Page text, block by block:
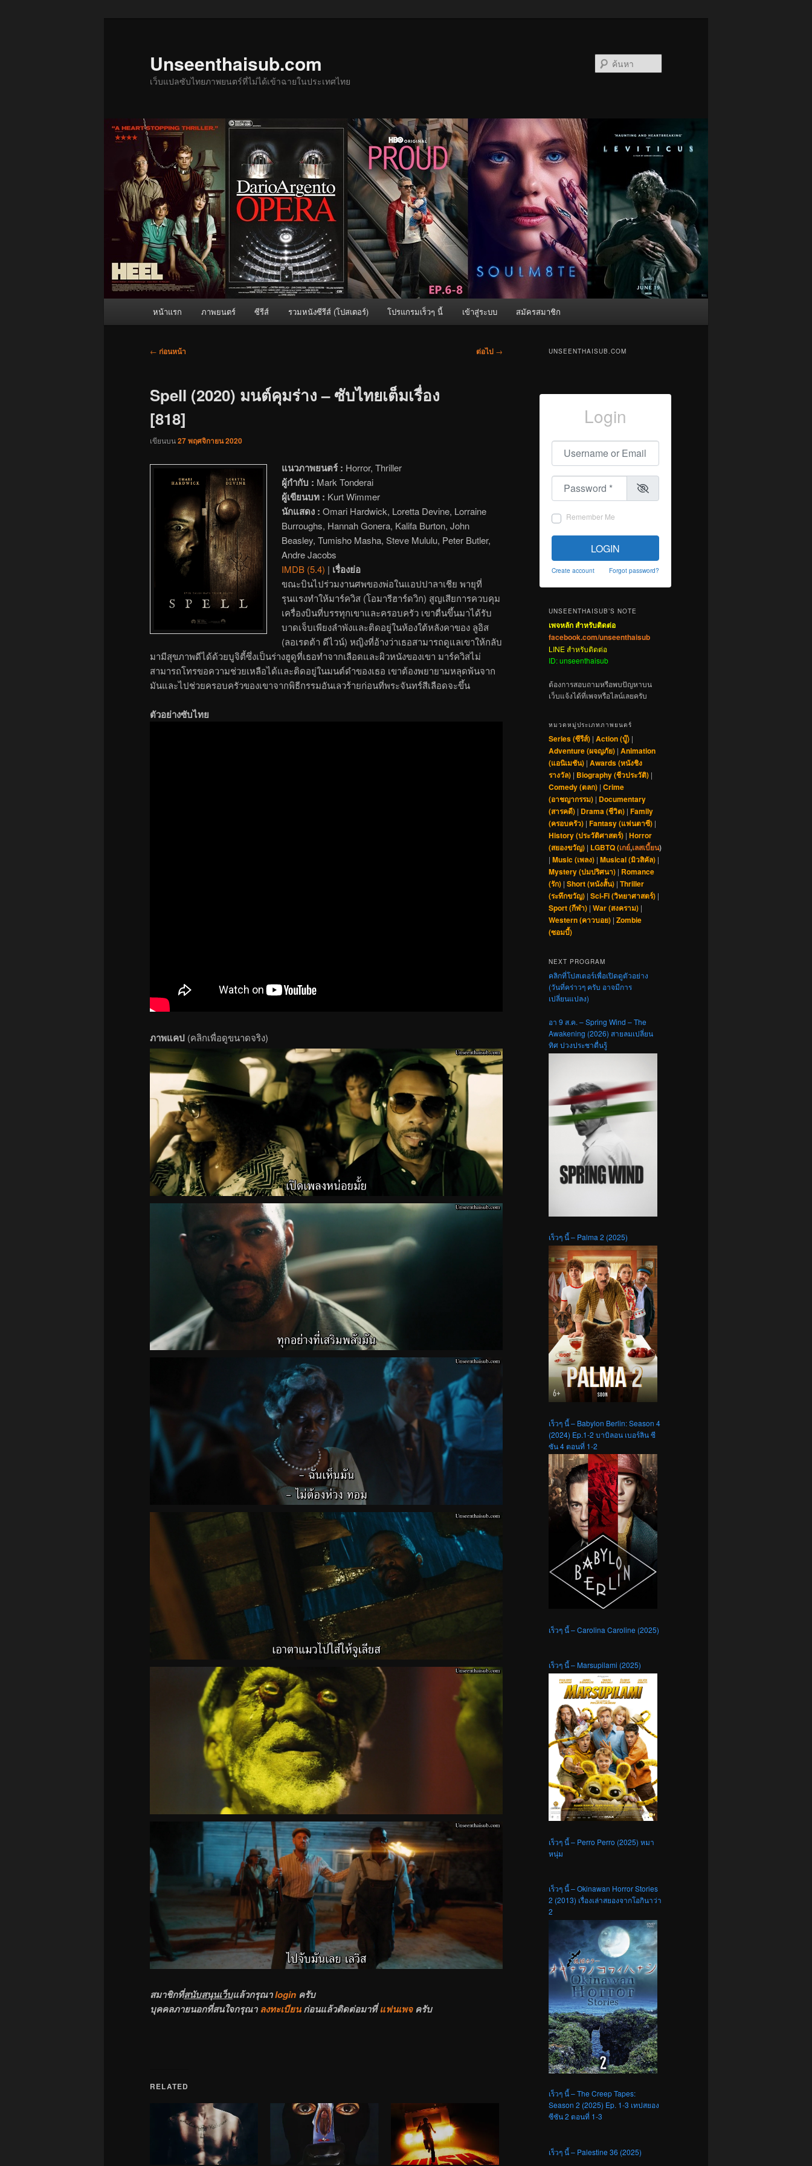
Unseenthaisub.com
เว็บแปลซับไทยภาพยนตร์ที่ไม่ได้เข้าฉายในประเทศไทย
หน้าแรก ภาพยนตร์ ซีรีส์ รวมหนังซีรีส์ (โปสเตอร์) โปรแกรมเร็วๆ นี้ เข้าสู่ระบบ สมัครสมาชิก
เมนู
← ก่อนหน้า ต่อไป →
Spell (2020) มนต์คุมร่าง – ซับไทยเต็มเรื่อง
[818]
เขียนบน27 พฤศจิกายน 2020
แนวภาพยนตร์ : Horror, Thriller
ผู้กำกับ : Mark Tonderai
ผู้เขียนบท : Kurt Wimmer
นักแสดง : Omari Hardwick, Loretta Devine, Lorraine
Burroughs, Hannah Gonera, Kalifa Burton, John
Beasley, Tumisho Masha, Steve Mululu, Peter Butler,
Andre Jacobs
IMDB (5.4) | เรื่องย่อ
ขณะบินไปร่วมงานศพของพ่อในแอปปาลาเชีย พายุที่
รุนแรงทำให้มาร์ควิส (โอมารีฮาร์ดวิก) สูญเสียการควบคุม
เครื่องบินที่บรรทุกเขาและครอบครัว เขาตื่นขึ้นมาได้รับ
บาดเจ็บเพียงลำพังและติดอยู่ในห้องใต้หลังคาของ ลูอิส
(ลอเรตต้า ดีไวน์) หญิงที่อ้างว่าเธอสามารถดูแลเขาให้กลับ
มามีสุขภาพดีได้ด้วยบูจิตี้ซึ่งเป็นร่างฮูดูที่เธอทำจากเลือดและผิวหนังของเขา มาร์ควิสไม่
สามารถโทรขอความช่วยเหลือได้และติดอยู่ในมนต์ดำของเธอ เขาต้องพยายามหลุดพ้นจาก
มันและไปช่วยครอบครัวของเขาจากพิธีกรรมอันเลวร้ายก่อนที่พระจันทร์สีเลือดจะขึ้น
ตัวอย่างซับไทย
ภาพแคป (คลิกเพื่อดูขนาดจริง)
สมาชิกที่สนับสนุนเว็บแล้วกรุณาlogin ครับ
บุคคลภายนอกที่สนใจกรุณา ลงทะเบียนก่อนแล้วติดต่อมาที่แฟนเพจครับ
RELATED
UNSEENTHAISUB.COM
Login
Username or Email
Password
Remember Me
LOGIN
Create account Forgot password?
UNSEENTHAISUB’S NOTE
เพจหลัก สำหรับติดต่อ
facebook.com/unseenthaisub
LINE สำหรับติดต่อ
ID: unseenthaisub
ต้องการสอบถามหรือพบปัญหาบน
เว็บแจ้งได้ที่เพจหรือไลน์เลยครับ
หมวดหมู่ประเภทภาพยนตร์
Series (ซีรีส์) | Action (บู๊) |
Adventure (ผจญภัย) | Animation
(แอนิเมชัน) | Awards (หนังชิง
รางวัล) | Biography (ชีวประวัติ) |
Comedy (ตลก) | Crime
(อาชญากรรม) | Documentary
(สารคดี) | Drama (ชีวิต) | Family
(ครอบครัว) | Fantasy (แฟนตาซี) |
History (ประวัติศาสตร์) | Horror
(สยองขวัญ) | LGBTQ (เกย์,เลสเบี้ยน)
| Music (เพลง) | Musical (มิวสิคัล) |
Mystery (ปมปริศนา) | Romance
(รัก) | Short (หนังสั้น) | Thriller
(ระทึกขวัญ) | Sci-Fi (วิทยาศาสตร์) |
Sport (กีฬา) | War (สงคราม) |
Western (คาวบอย) | Zombie
(ซอมบี้)
NEXT PROGRAM
คลิกที่โปสเตอร์เพื่อเปิดดูตัวอย่าง
(วันที่คร่าวๆ ครับ อาจมีการ
เปลี่ยนแปลง)
อา 9 ส.ค. – Spring Wind – The
Awakening (2026) สายลมเปลี่ยน
ทิศ ปวงประชาตื่นรู้
เร็วๆ นี้ – Palma 2 (2025)
เร็วๆ นี้ – Babylon Berlin: Season 4
(2024) Ep.1-2 บาบิลอน เบอร์ลิน ซี
ซัน 4 ตอนที่ 1-2
เร็วๆ นี้ – Carolina Caroline (2025)
เร็วๆ นี้ – Marsupilami (2025)
เร็วๆ นี้ – Perro Perro (2025) หมา
หนุ่ม
เร็วๆ นี้ – Okinawan Horror Stories
2 (2013) เรื่องเล่าสยองจากโอกินาว่า
2
เร็วๆ นี้ – The Creep Tapes:
Season 2 (2025) Ep. 1-3 เทปสยอง
ซีซัน 2 ตอนที่ 1-3
เร็วๆ นี้ – Palestine 36 (2025)